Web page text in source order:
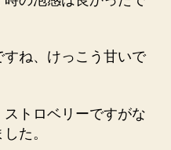
すね、けっこう甘いで
トロベリーですがな
た。